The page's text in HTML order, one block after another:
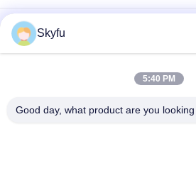
Automatische konstante Temperatur
Energieeinsparung PTC Keramik
Haargelenker und Flachstahl
Aluminiumgehäuse PTC
Isolierung Selbstkonstante
Skyfu
5:40 PM
Good day, what product are you